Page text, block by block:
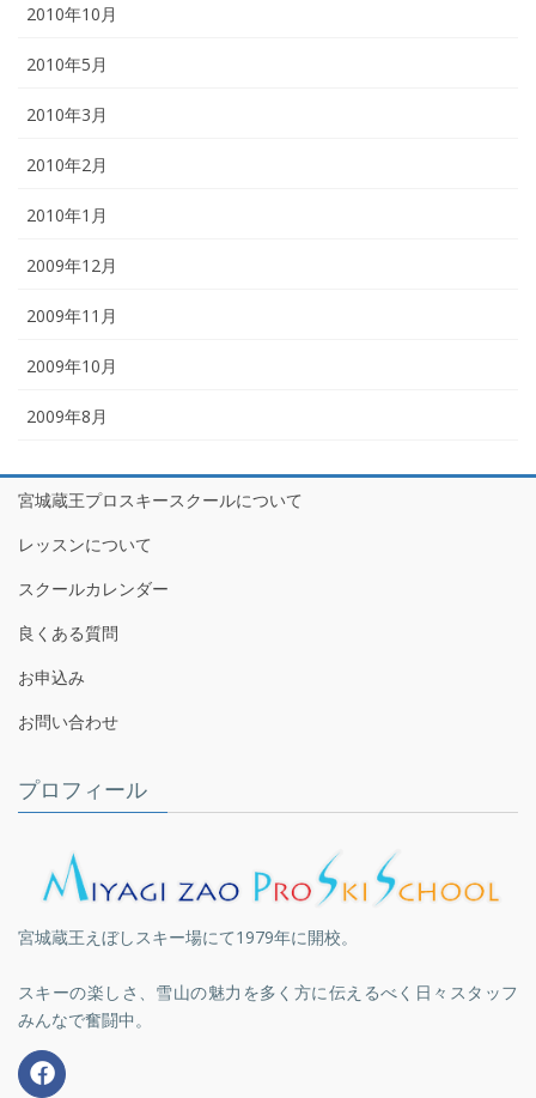
2010年10月
2010年5月
2010年3月
2010年2月
2010年1月
2009年12月
2009年11月
2009年10月
2009年8月
宮城蔵王プロスキースクールについて
レッスンについて
スクールカレンダー
良くある質問
お申込み
お問い合わせ
プロフィール
宮城蔵王えぼしスキー場にて1979年に開校。
スキーの楽しさ、雪山の魅力を多く方に伝えるべく日々スタッフ
みんなで奮闘中。